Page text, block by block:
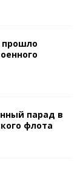
прошло
парад в
флота